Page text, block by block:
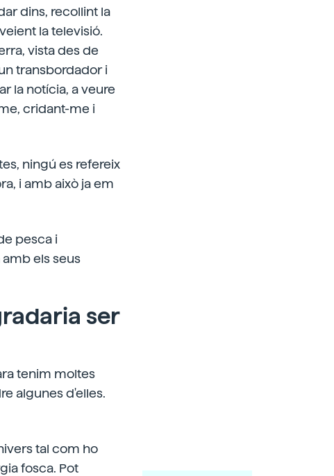
dins, recollint la
la televisió.
vista des de
transbordador i
la notícia, a veure
cridant-me i
ningú es refereix
i amb això ja em
pesca i
els seus
ser
tenim moltes
algunes d'elles.
tal com ho
fosca. Pot